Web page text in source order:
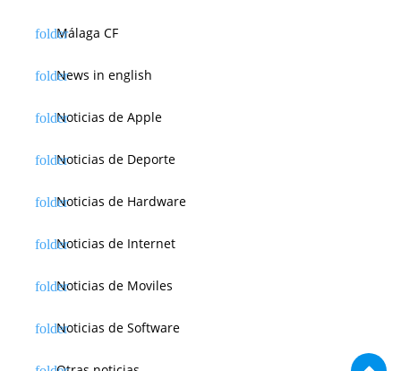
Málaga CF
News in english
Noticias de Apple
Noticias de Deporte
Noticias de Hardware
Noticias de Internet
Noticias de Moviles
Noticias de Software